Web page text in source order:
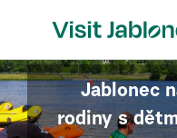
Jablonec
rodiny s